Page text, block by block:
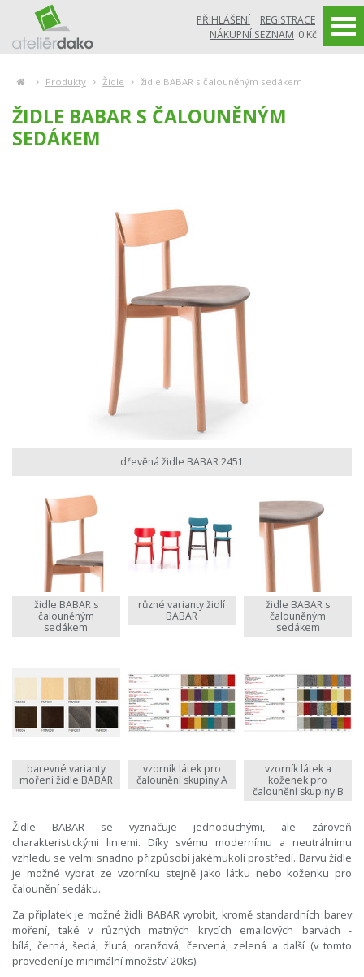
PŘIHLÁŠENÍ
REGISTRACE
NÁKUPNÍ SEZNAM 0 Kč
Produkty Židle židle BABAR s čalouněným sedákem
ŽIDLE BABAR S ČALOUNĚNÝM
SEDÁKEM
dřevěná židle BABAR 2451
židle BABAR s
čalouněným
sedákem
různé varianty židlí
BABAR
židle BABAR s
čalouněným
sedákem
barevné varianty
moření židle BABAR
vzorník látek pro
čalounění skupiny A
vzorník látek a
koženek pro
čalounění skupiny B
Židle BABAR se vyznačuje jednoduchými, ale zároveň
charakteristickými liniemi. Díky svému modernímu a neutrálnímu
vzhledu se velmi snadno přizpůsobí jakémukoli prostředí. Barvu židle
je možné vybrat ze vzorníku stejně jako látku nebo koženku pro
čalounění sedáku.
Za příplatek je možné židli BABAR vyrobit, kromě standardních barev
moření, také v různých matných krycích emailových barvách -
bílá, černá, šedá, žlutá, oranžová, červená, zelená a další (v tomto
provedení je minimální množství 20ks).